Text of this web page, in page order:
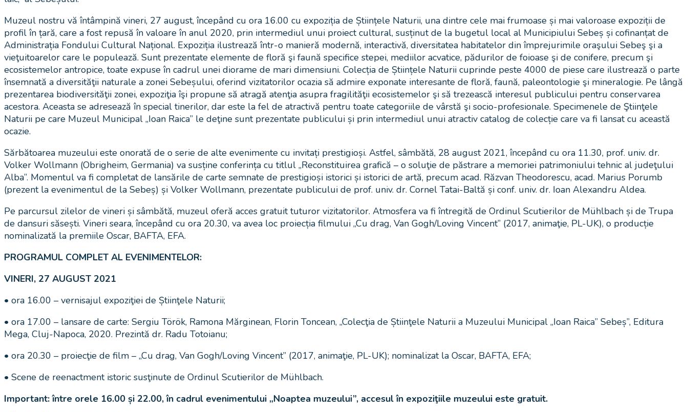
Muzeul nostru vă întâmpină vineri, 27 august, începând cu ora 16.00 cu expoziția de Științele Naturii, una dintre cele mai frumoase și mai valoroase expoziții de
profil în țară, care a fost repusă în valoare în anul 2020, prin intermediul unui proiect cultural, susținut de la bugetul local al Municipiului Sebeș și cofinanțat de
Administrația Fondului Cultural Național. Expoziția ilustrează într-o manieră modernă, interactivă, diversitatea habitatelor din împrejurimile oraşului Sebeş şi a
vieţuitoarelor care le populează. Sunt prezentate elemente de floră şi faună specifice stepei, mediilor acvatice, pădurilor de foioase şi de conifere, precum şi
ecosistemelor antropice, toate expuse în cadrul unei diorame de mari dimensiuni. Colecția de Științele Naturii cuprinde peste 4000 de piese care ilustrează o parte
însemnată a diversităţii naturale a zonei Sebeșului, oferind vizitatorilor ocazia să admire exponate interesante de floră, faună, paleontologie şi mineralogie. Pe lângă
prezentarea biodiversităţii zonei, expoziţia îşi propune să atragă atenţia asupra fragilităţii ecosistemelor şi să trezească interesul publicului pentru conservarea
acestora. Aceasta se adresează în special tinerilor, dar este la fel de atractivă pentru toate categoriile de vârstă şi socio-profesionale. Specimenele de Ştiinţele
Naturii pe care Muzeul Municipal „Ioan Raica” le deţine sunt prezentate publicului și prin intermediul unui atractiv catalog de colecție care va fi lansat cu această
ocazie.
Sărbătoarea muzeului este onorată de o serie de alte evenimente cu invitați prestigioși. Astfel, sâmbătă, 28 august 2021, începând cu ora 11.30, prof. univ. dr.
Volker Wollmann (Obrigheim, Germania) va susține conferința cu titlul „Reconstituirea grafică – o soluţie de păstrare a memoriei patrimoniului tehnic al judeţului
Alba”. Momentul va fi completat de lansările de carte semnate de prestigioși istorici și istorici de artă, precum acad. Răzvan Theodorescu, acad. Marius Porumb
(prezent la evenimentul de la Sebeș) și Volker Wollmann, prezentate publicului de prof. univ. dr. Cornel Tatai-Baltă și conf. univ. dr. Ioan Alexandru Aldea.
Pe parcursul zilelor de vineri și sâmbătă, muzeul oferă acces gratuit tuturor vizitatorilor. Atmosfera va fi întregită de Ordinul Scutierilor de Mühlbach și de Trupa
de dansuri săsești. Vineri seara, începând cu ora 20.30, va avea loc proiecția filmului „Cu drag, Van Gogh/Loving Vincent” (2017, animaţie, PL-UK), o producție
nominalizată la premiile Oscar, BAFTA, EFA.
PROGRAMUL COMPLET AL EVENIMENTELOR:
VINERI, 27 AUGUST 2021
• ora 16.00 – vernisajul expoziţiei de Știinţele Naturii;
• ora 17.00 – lansare de carte: Sergiu Török, Ramona Mărginean, Florin Toncean, „Colecţia de Știinţele Naturii a Muzeului Municipal „Ioan Raica” Sebeș”, Editura
Mega, Cluj-Napoca, 2020. Prezintă dr. Radu Totoianu;
• ora 20.30 – proiecţie de film – „Cu drag, Van Gogh/Loving Vincent” (2017, animaţie, PL-UK); nominalizat la Oscar, BAFTA, EFA;
• Scene de reenactment istoric susţinute de Ordinul Scutierilor de Mühlbach.
Important: între orele 16.00 și 22.00, în cadrul evenimentului „Noaptea muzeului”, accesul în expoziţiile muzeului este gratuit.